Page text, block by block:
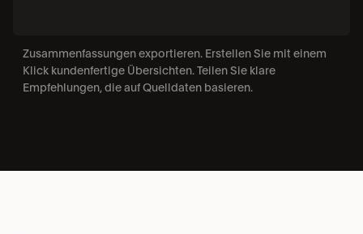
Zusammenfassungen exportieren. Erstellen Sie mit einem
Klick kundenfertige Übersichten. Teilen Sie klare
Empfehlungen, die auf Quelldaten basieren.